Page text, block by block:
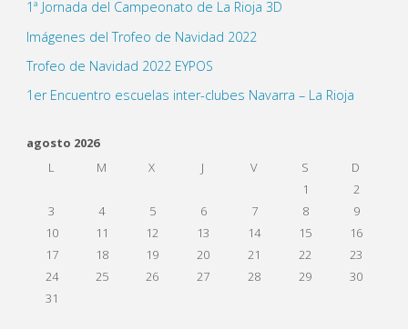
1ª Jornada del Campeonato de La Rioja 3D
Imágenes del Trofeo de Navidad 2022
Trofeo de Navidad 2022 EYPOS
1er Encuentro escuelas inter-clubes Navarra – La Rioja
agosto 2026
L
M X J V S
D
1
2
3
4 5 6 7 8
9
10
11 12 13 14 15
16
17
18 19 20 21 22
23
24
25 26 27 28 29
30
31